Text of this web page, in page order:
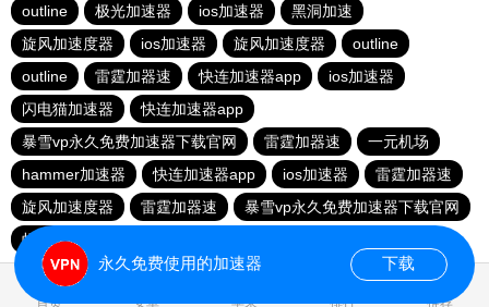
outline
极光加速器 ios加速器
黑洞加速
旋风加速度器
ios加速器 旋风加速度器
outline
outline
雷霆加器速 快连加速器app
ios加速器
闪电猫加速器
快连加速器app
暴雪vp永久免费加速器下载官网
雷霆加器速
一元机场
hammer加速器
快连加速器app ios加速器
雷霆加器速
旋风加速度器
雷霆加器速
暴雪vp永久免费加速器下载官网
蚂蚁加速npv下载官网ios
首页 安卓 苹果 排行 推荐
永久免费使用的加速器 下载
1.074279s